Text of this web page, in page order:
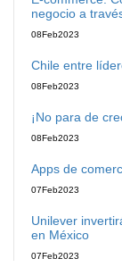
negocio a
08Feb2023
Chile entre
08Feb2023
¡No para de
08Feb2023
Apps de
07Feb2023
Unilever
en México
07Feb2023